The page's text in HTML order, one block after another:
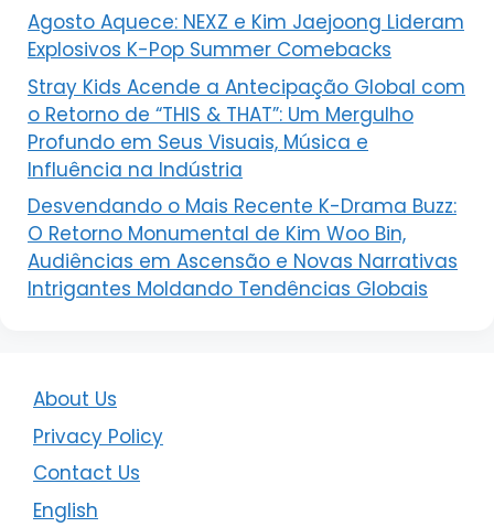
Agosto Aquece: NEXZ e Kim Jaejoong Lideram
Explosivos K-Pop Summer Comebacks
Stray Kids Acende a Antecipação Global com
o Retorno de “THIS & THAT”: Um Mergulho
Profundo em Seus Visuais, Música e
Influência na Indústria
Desvendando o Mais Recente K-Drama Buzz:
O Retorno Monumental de Kim Woo Bin,
Audiências em Ascensão e Novas Narrativas
Intrigantes Moldando Tendências Globais
About Us
Privacy Policy
Contact Us
English